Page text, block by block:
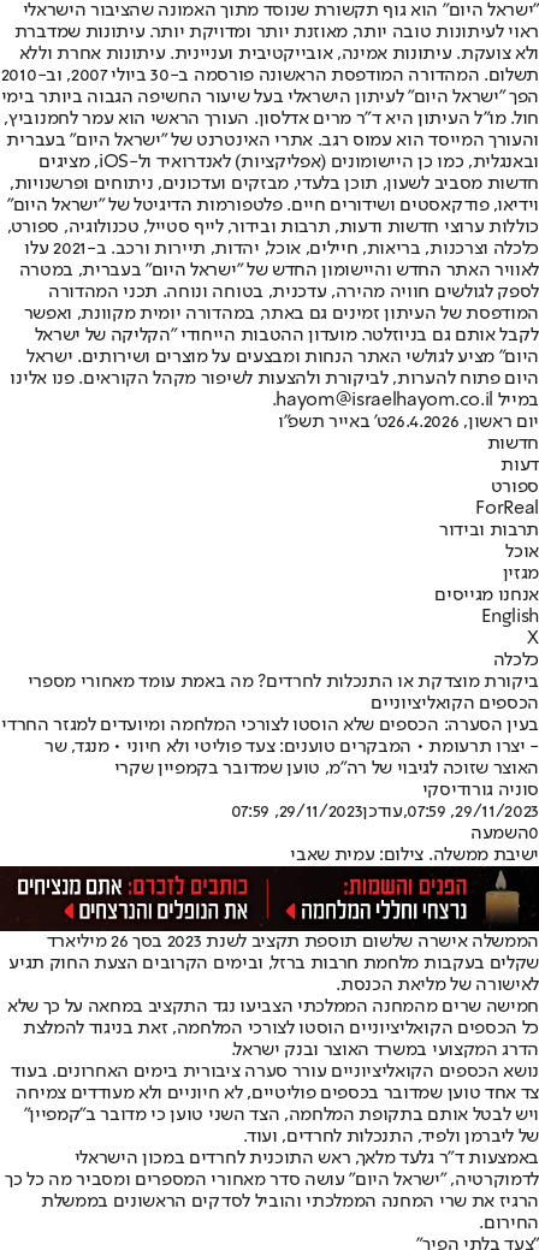
"ישראל היום" הוא גוף תקשורת שנוסד מתוך האמונה שהציבור הישראלי
ראוי לעיתונות טובה יותר, מאוזנת יותר ומדויקת יותר. עיתונות שמדברת
ולא צועקת. עיתונות אמינה, אובייקטיבית ועניינית. עיתונות אחרת וללא
תשלום. המהדורה המודפסת הראשונה פורסמה ב-30 ביולי 2007, וב-2010
הפך "ישראל היום" לעיתון הישראלי בעל שיעור החשיפה הגבוה ביותר בימי
חול. מו"ל העיתון היא ד"ר מרים אדלסון. העורך הראשי הוא עמר לחמנוביץ,
והעורך המייסד הוא עמוס רגב. אתרי האינטרנט של "ישראל היום" בעברית
ובאנגלית, כמו כן היישומונים (אפליקציות) לאנדרואיד ול-iOS, מציגים
חדשות מסביב לשעון, תוכן בלעדי, מבזקים ועדכונים, ניתוחים ופרשנויות,
וידיאו, פודקאסטים ושידורים חיים. פלטפורמות הדיגיטל של "ישראל היום"
כוללות ערוצי חדשות ודעות, תרבות ובידור, לייף סטייל, טכנולוגיה, ספורט,
כלכלה וצרכנות, בריאות, חיילים, אוכל, יהדות, תיירות ורכב. ב-2021 עלו
לאוויר האתר החדש והיישומון החדש של "ישראל היום" בעברית, במטרה
לספק לגולשים חוויה מהירה, עדכנית, בטוחה ונוחה. תכני המהדורה
המודפסת של העיתון זמינים גם באתר, במהדורה יומית מקוונת, ואפשר
לקבל אותם גם בניוזלטר. מועדון ההטבות הייחודי "הקליקה של ישראל
היום" מציע לגולשי האתר הנחות ומבצעים על מוצרים ושירותים. ישראל
היום פתוח להערות, לביקורת ולהצעות לשיפור מקהל הקוראים. פנו אלינו
במייל hayom@israelhayom.co.il.
יום ראשון, 26.4.2026
ט' באייר תשפ"ו
חדשות
דעות
ספורט
ForReal
תרבות ובידור
אוכל
מגזין
אנחנו מגייסים
English
X
כלכלה
ביקורת מוצדקת או התנכלות לחרדים? מה באמת עומד מאחורי מספרי
הכספים הקואליציוניים
בעין הסערה: הכספים שלא הוסטו לצורכי המלחמה ומיועדים למגזר החרדי
- יצרו תרעומת • המבקרים טוענים: צעד פוליטי ולא חיוני • מנגד, שר
האוצר שזוכה לגיבוי של רה"מ, טוען שמדובר בקמפיין שקרי
סוניה גורודיסקי
29/11/2023, 07:59
,עודכן29/11/2023, 07:59
0השמעה
ישיבת ממשלה. צילום: עמית שאבי
הממשלה אישרה שלשום תוספת תקציב לשנת 2023 בסך 26 מיליארד
שקלים בעקבות מלחמת חרבות ברזל, ובימים הקרובים הצעת החוק תגיע
לאישורה של מליאת הכנסת.
חמישה שרים מהמחנה הממלכתי הצביעו נגד התקציב במחאה על כך שלא
כל הכספים הקואליציוניים הוסטו לצורכי המלחמה, זאת בניגוד להמלצת
הדרג המקצועי במשרד האוצר ובנק ישראל.
נושא הכספים הקואליציוניים עורר סערה ציבורית בימים האחרונים. בעוד
צד אחד טוען שמדובר בכספים פוליטיים, לא חיוניים ולא מעודדים צמיחה
ויש לבטל אותם בתקופת המלחמה, הצד השני טוען כי מדובר ב"קמפיין"
של ליברמן ולפיד, התנכלות לחרדים, ועוד.
באמצעות ד"ר גלעד מלאך, ראש התוכנית לחרדים במכון הישראלי
לדמוקרטיה, "ישראל היום" עושה סדר מאחורי המספרים ומסביר מה כל כך
הרגיז את שרי המחנה הממלכתי והוביל לסדקים הראשונים בממשלת
החירום.
"צעד בלתי הפיך"